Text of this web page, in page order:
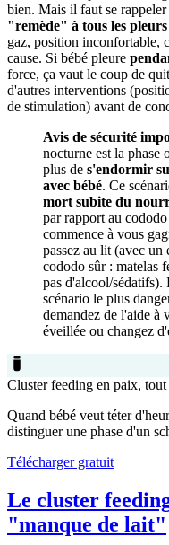
bien. Mais il faut se rappeler
"remède" à tous les pleurs
gaz, position inconfortable,
cause. Si bébé pleure
force, ça vaut le coup de
d'autres interventions
de stimulation) avant de
Avis de sécurité
nocturne est la phase
plus de s'endormir
avec bébé. Ce
mort subite du
par rapport au
commence à vous
passez au lit (avec
cododo sûr : matelas
pas d'alcool/sédatifs).
scénario le plus
demandez de l'aide à
éveillée ou changez
Cluster feeding en paix, tout
Quand bébé veut téter
distinguer une phase d'un
Télécharger gratuit
Le cluster
"manque de lait"